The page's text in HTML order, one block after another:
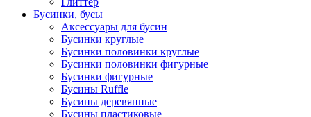
Бусинки, бусы
Аксессуары для бусин
Бусинки круглые
Бусинки половинки круглые
Бусинки половинки фигурные
Бусинки фигурные
Бусины Ruffle
Бусины деревянные
Бусины пластиковые